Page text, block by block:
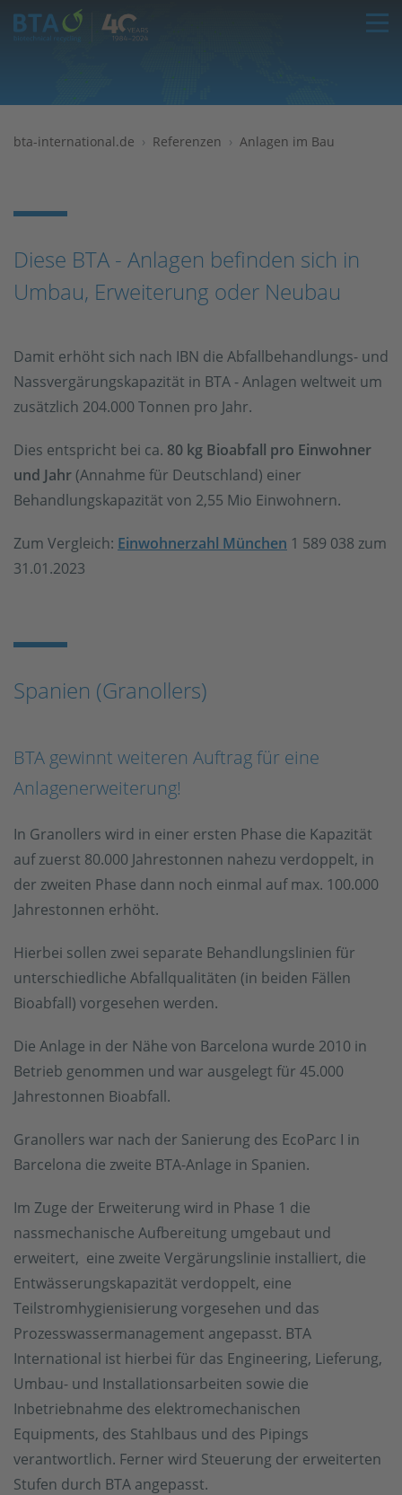
bta-international.de Referenzen Anlagen im Bau
Diese BTA - Anlagen befinden sich in
Umbau, Erweiterung oder Neubau
Damit erhöht sich nach IBN die Abfallbehandlungs- und
Nassvergärungskapazität in BTA - Anlagen weltweit um
zusätzlich 204.000 Tonnen pro Jahr.
Dies entspricht bei ca. 80 kg Bioabfall pro Einwohner
und Jahr (Annahme für Deutschland) einer
Behandlungskapazität von 2,55 Mio Einwohnern.
Zum Vergleich: Einwohnerzahl München 1 589 038 zum
31.01.2023
Spanien (Granollers)
BTA gewinnt weiteren Auftrag für eine
Anlagenerweiterung!
In Granollers wird in einer ersten Phase die Kapazität
auf zuerst 80.000 Jahrestonnen nahezu verdoppelt, in
der zweiten Phase dann noch einmal auf max. 100.000
Jahrestonnen erhöht.
Hierbei sollen zwei separate Behandlungslinien für
unterschiedliche Abfallqualitäten (in beiden Fällen
Bioabfall) vorgesehen werden.
Die Anlage in der Nähe von Barcelona wurde 2010 in
Betrieb genommen und war ausgelegt für 45.000
Jahrestonnen Bioabfall.
Granollers war nach der Sanierung des EcoParc I in
Barcelona die zweite BTA-Anlage in Spanien.
Im Zuge der Erweiterung wird in Phase 1 die
nassmechanische Aufbereitung umgebaut und
erweitert, eine zweite Vergärungslinie installiert, die
Entwässerungskapazität verdoppelt, eine
Teilstromhygienisierung vorgesehen und das
Prozesswassermanagement angepasst. BTA
International ist hierbei für das Engineering, Lieferung,
Umbau- und Installationsarbeiten sowie die
Inbetriebnahme des elektromechanischen
Equipments, des Stahlbaus und des Pipings
verantwortlich. Ferner wird Steuerung der erweiterten
Stufen durch BTA angepasst.